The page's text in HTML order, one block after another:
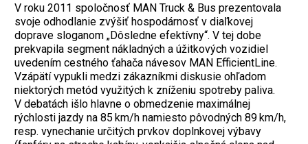
V roku 2011 spoločnosť MAN Truck & Bus prezentovala
svoje odhodlanie zvýšiť hospodárnosť v diaľkovej
doprave sloganom „Dôsledne efektívny“. V tej dobe
prekvapila segment nákladných a úžitkových vozidiel
uvedením cestného ťahača návesov MAN EfficientLine.
Vzápätí vypukli medzi zákazníkmi diskusie ohľadom
niektorých metód využitých k zníženiu spotreby paliva.
V debatách išlo hlavne o obmedzenie maximálnej
rýchlosti jazdy na 85 km/h namiesto pôvodných 89 km/h,
resp. vynechanie určitých prvkov doplnkovej výbavy